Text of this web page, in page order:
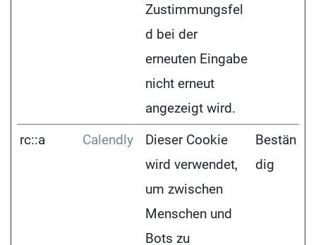
Zustimmungsfel
d bei der
erneuten Eingabe
nicht erneut
angezeigt wird.
rc::a Calendly
Dieser Cookie
wird verwendet,
um zwischen
Menschen und
Bots zu
Bestän
dig